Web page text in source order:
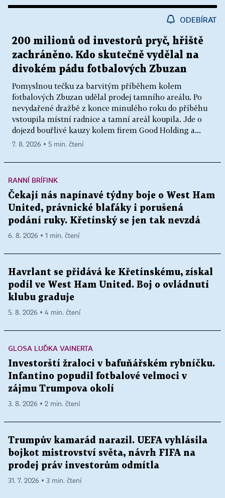
ODEBÍRAT
200 milionů od investorů pryč, hřiště
zachráněno. Kdo skutečně vydělal na
divokém pádu fotbalových Zbuzan
Pomyslnou tečku za barvitým příběhem kolem
fotbalových Zbuzan udělal prodej tamního areálu. Po
nevydařené dražbě z konce minulého roku do příběhu
vstoupila místní radnice a tamní areál koupila. Jde o
dojezd bouřlivé kauzy kolem firem Good Holding a...
7. 8. 2026 ▪ 5 min. čtení
RANNÍ BRÍFINK
Čekají nás napínavé týdny boje o West Ham
United, právnické blafáky i porušená
podání ruky. Křetínský se jen tak nevzdá
6. 8. 2026 ▪ 1 min. čtení
Havrlant se přidává ke Křetínskému, získal
podíl ve West Ham United. Boj o ovládnutí
klubu graduje
5. 8. 2026 ▪ 4 min. čtení
GLOSA LUĎKA VAINERTA
Investorští žraloci v bafuňářském rybníčku.
Infantino popudil fotbalové velmoci v
zájmu Trumpova okolí
3. 8. 2026 ▪ 2 min. čtení
Trumpův kamarád narazil. UEFA vyhlásila
bojkot mistrovství světa, návrh FIFA na
prodej práv investorům odmítla
31. 7. 2026 ▪ 3 min. čtení